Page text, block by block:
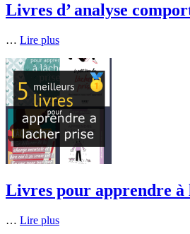
Livres d’ analyse
… Lire plus
Livres pour apprendre à
… Lire plus